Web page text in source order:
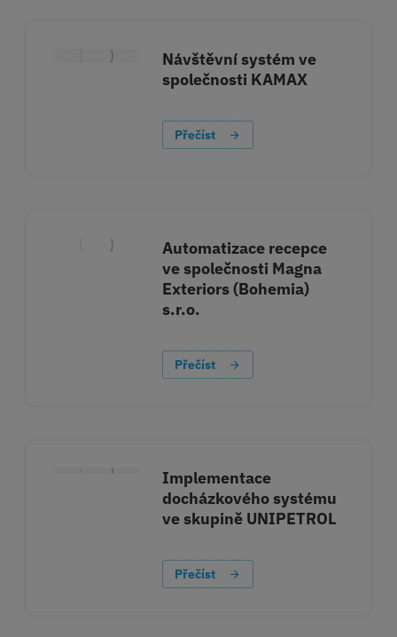
Návštěvní systém ve
společnosti KAMAX
Přečíst
Automatizace recepce
ve společnosti Magna
Exteriors (Bohemia)
s.r.o.
Přečíst
Implementace
docházkového systému
ve skupině UNIPETROL
Přečíst